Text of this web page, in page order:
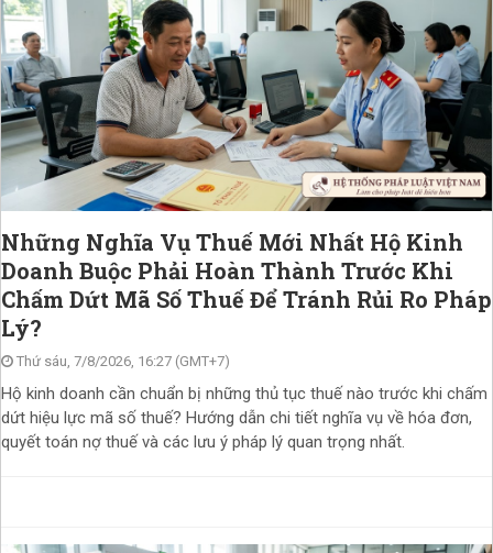
Những Nghĩa Vụ Thuế Mới Nhất Hộ Kinh
Doanh Buộc Phải Hoàn Thành Trước Khi
Chấm Dứt Mã Số Thuế Để Tránh Rủi Ro Pháp
Lý?
Thứ sáu, 7/8/2026, 16:27 (GMT+7)
Hộ kinh doanh cần chuẩn bị những thủ tục thuế nào trước khi chấm
dứt hiệu lực mã số thuế? Hướng dẫn chi tiết nghĩa vụ về hóa đơn,
quyết toán nợ thuế và các lưu ý pháp lý quan trọng nhất.